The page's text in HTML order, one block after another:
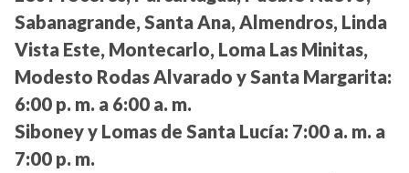
Sabanagrande, Santa Ana, Almendros, Linda
Vista Este, Montecarlo, Loma Las Minitas,
Modesto Rodas Alvarado y Santa Margarita:
6:00 p. m. a 6:00 a. m.
Siboney y Lomas de Santa Lucía: 7:00 a. m. a
7:00 p. m.